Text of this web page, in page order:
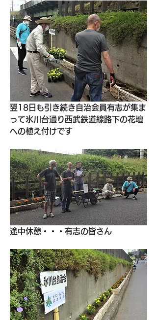
翌18日も引き続き自治会員有志が集ま
って氷川台通り西武鉄道線路下の花壇
への植え付けです
途中休憩・・・有志の皆さん